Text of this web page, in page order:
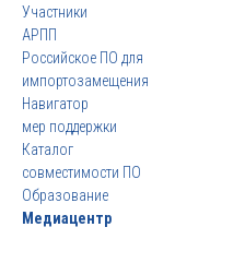
Участники
АРПП
Российское ПО для
импортозамещения
Навигатор
мер поддержки
Каталог
совместимости ПО
Образование
Медиацентр